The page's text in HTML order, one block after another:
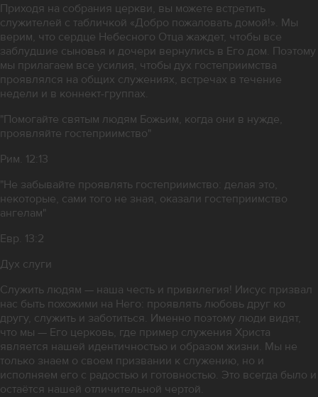
Приходя на собрания церкви, вы можете встретить
служителей с табличкой «Добро пожаловать домой!». Мы
верим, что сердце Небесного Отца жаждет, чтобы все
заблудшие сыновья и дочери вернулись в Его дом. Поэтому
мы прилагаем все усилия, чтобы дух гостеприимства
проявлялся на общих служениях, встречах в течение
недели и в коннект-группах.
"Помогайте святым людям Божьим, когда они в нужде,
проявляйте гостеприимство"
Рим. 12:13
"Не забывайте проявлять гостеприимство: делая это,
некоторые, сами того не зная, оказали гостеприимство
ангелам"
Евр. 13:2
Дух слуги
Служить людям — наша честь и привилегия! Иисус призвал
нас быть похожими на Него: проявлять любовь друг ко
другу, служить и заботиться. Именно поэтому люди видят,
что мы — Его церковь, где пример служения Христа
является нашей идентичностью и образом жизни. Мы не
только знаем о своем призвании к служению, но и
исполняем его с радостью и готовностью. Это всегда было и
остаётся нашей отличительной чертой.